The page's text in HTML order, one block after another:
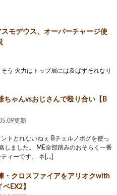
スモデウス、オーバーチャージ使
う 火力はトップ層には及ばずそれなり
ちゃんvsおじさんで殴り合い【B
更新
トとれないねぇ Bチェルノボグを使っ
しました。 ME全部踏みのおそらく一番
ィーです。 ネ[…]
・クロスファイアをアリオクwith
EX2】